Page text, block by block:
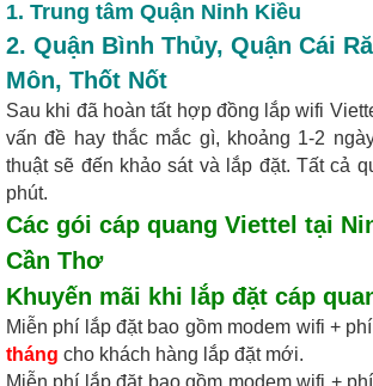
1. Trung tâm Quận Ninh Kiều
2. Quận Bình Thủy, Quận Cái
Môn, Thốt Nốt
Sau khi đã hoàn tất hợp đồng lắp wifi
vấn đề hay thắc mắc gì, khoảng 1-2
thuật sẽ đến khảo sát và lắp đặt. Tất cả
phút.
Các gói cáp quang Viettel tại
Cần Thơ
Khuyến mãi khi lắp đặt cáp
Miễn phí lắp đặt bao gồm modem wifi +
tháng cho khách hàng lắp đặt mới.
Miễn phí lắp đặt bao gồm modem wifi +